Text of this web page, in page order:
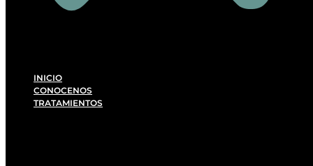
INICIO
CONOCENOS
TRATAMIENTOS